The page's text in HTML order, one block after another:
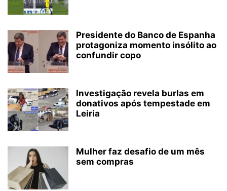
Presidente do Banco de Espanha
protagoniza momento insólito ao
confundir copo
Investigação revela burlas em
donativos após tempestade em
Leiria
Mulher faz desafio de um mês
sem compras